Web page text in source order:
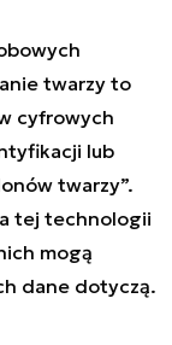
twarzy to
cyfrowych
lub
twarzy”.
tej technologii
mogą
dane dotyczą.